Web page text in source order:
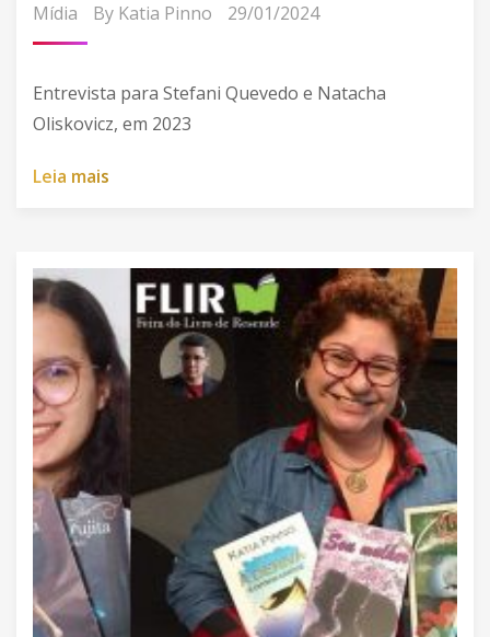
Mídia By Katia Pinno 29/01/2024
Entrevista para Stefani Quevedo e Natacha
Oliskovicz, em 2023
Leia mais